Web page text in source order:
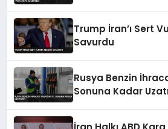
Trump İran’ı Sert
Savurdu
Rusya Benzin
Sonuna Kadar